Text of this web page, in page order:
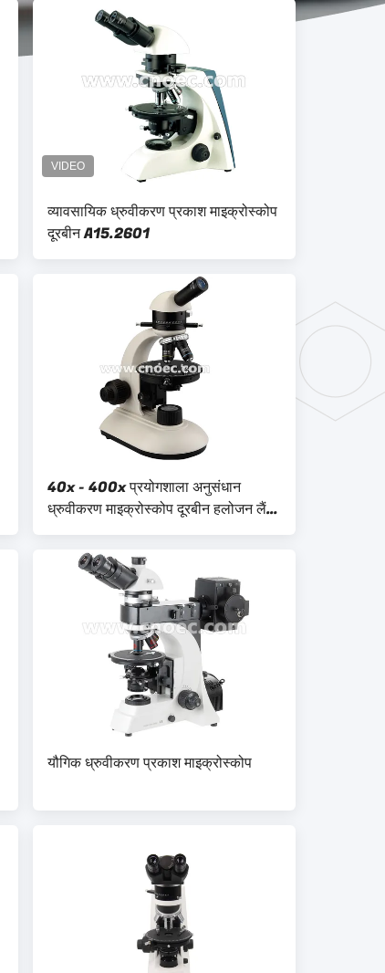
व्यावसायिक ध्रुवीकरण प्रकाश माइक्रोस्कोप
दूरबीन A15.2601
40x - 400x प्रयोगशाला अनुसंधान
ध्रुवीकरण माइक्रोस्कोप दूरबीन हलोजन लैंप
A15.2604
यौगिक ध्रुवीकरण प्रकाश माइक्रोस्कोप